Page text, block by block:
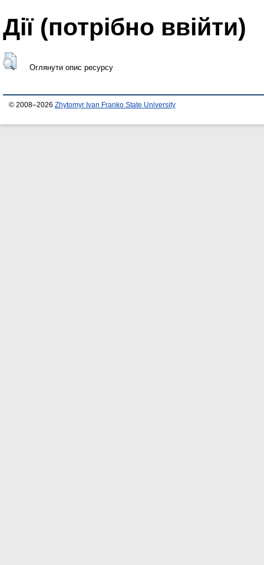
Дії ​​(потрібно ввійти)
Оглянути опис ресурсу
© 2008–2026 Zhytomyr Ivan Franko State University